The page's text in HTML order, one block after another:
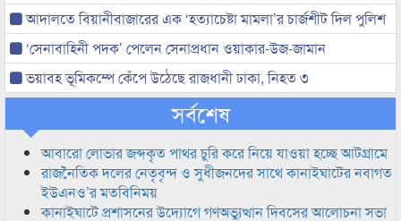
আদালতে বিয়ানীবাজারের এক ‘হত্যাচেষ্টা মামলা’র চার্জশীট দিল পুলিশ
‘সেনাবাহিনী পদক’ পেলেন সেনাপ্রধান ওয়াকার-উজ-জামান
ভয়াবহ ভূমিকম্পে কেঁপে উঠেছে রাজধানী ঢাকা, নিহত ৩
সর্বশেষ
আবারো লোভার জব্দকৃত পাথর চুরি করে নিয়ে যাওয়া হচ্ছে আটগ্রামে
রাজনৈতিক দলের নেতৃবৃন্দ ও সুধীজনদের সাথে কানাইঘাটের নবাগত
ইউএনও’র মতবিনিময়
কানাইঘাটে প্রশাসনের উদ্যোগে গণঅভ্যুত্থান দিবসের আলোচনা সভা